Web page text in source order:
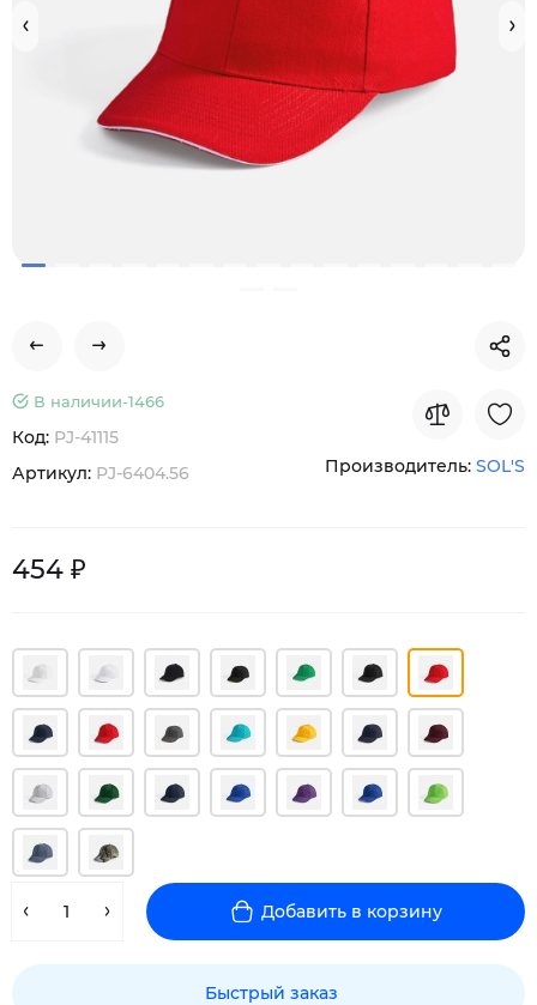
В наличии-1466
Код: PJ-41115
Артикул: PJ-6404.56 Производитель: SOL'S
454 ₽
Добавить в корзину
Быстрый заказ